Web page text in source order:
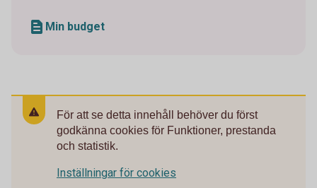
Min budget
För att se detta innehåll behöver du först
godkänna cookies för Funktioner, prestanda
och statistik.
Inställningar för cookies